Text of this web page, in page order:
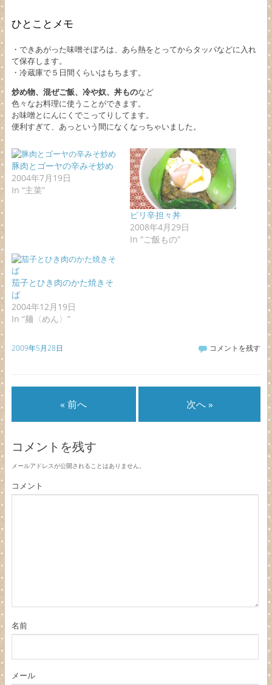
ひとことメモ
・できあがった味噌そぼろは、あら熱をとってからタッパなどに入れ
て保存します。
・冷蔵庫で５日間くらいはもちます。
炒め物、混ぜご飯、冷や奴、丼ものなど
色々なお料理に使うことができます。
お味噌とにんにくでこってりしてます。
便利すぎて、あっという間になくなっちゃいました。
豚肉とゴーヤの辛みそ炒め
2004年7月19日
In “主菜”
ピリ辛担々丼
2008年4月29日
In “ご飯もの”
茄子とひき肉のかた焼きそ
ば
2004年12月19日
In “麺〈めん〉”
2009年5月28日 コメントを残す
« 前へ 次へ »
コメントを残す
メールアドレスが公開されることはありません。
コメント
名前
メール